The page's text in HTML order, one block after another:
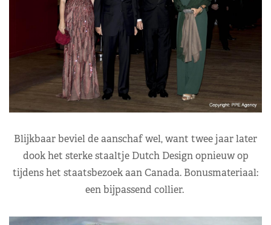
Blijkbaar beviel de aanschaf wel, want twee jaar later
dook het sterke staaltje Dutch Design opnieuw op
tijdens het staatsbezoek aan Canada. Bonusmateriaal:
een bijpassend collier.